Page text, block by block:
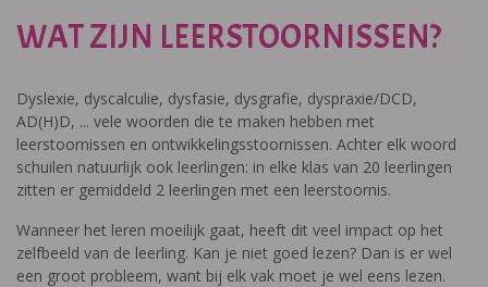
WAT ZIJN LEERSTOORNISSEN?
Dyslexie, dyscalculie, dysfasie, dysgrafie, dyspraxie/DCD,
AD(H)D, ... vele woorden die te maken hebben met
leerstoornissen en ontwikkelingsstoornissen. Achter elk woord
schuilen natuurlijk ook leerlingen: in elke klas van 20 leerlingen
zitten er gemiddeld 2 leerlingen met een leerstoornis.
Wanneer het leren moeilijk gaat, heeft dit veel impact op het
zelfbeeld van de leerling. Kan je niet goed lezen? Dan is er wel
een groot probleem, want bij elk vak moet je wel eens lezen.